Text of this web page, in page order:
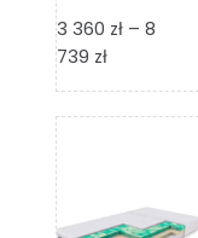
3 360 zł – 8
739 złZakres
od
8